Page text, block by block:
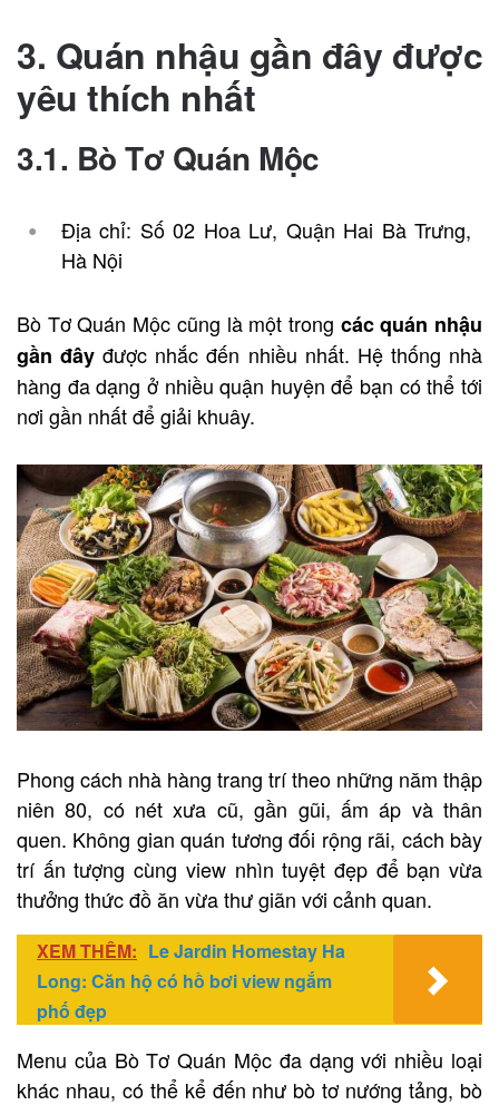
3. Quán nhậu gần đây được
yêu thích nhất
3.1. Bò Tơ Quán Mộc
Địa chỉ: Số 02 Hoa Lư, Quận Hai Bà Trưng,
Hà Nội
Bò Tơ Quán Mộc cũng là một trong các quán nhậu
gần đây được nhắc đến nhiều nhất. Hệ thống nhà
hàng đa dạng ở nhiều quận huyện để bạn có thể tới
nơi gần nhất để giải khuây.
Phong cách nhà hàng trang trí theo những năm thập
niên 80, có nét xưa cũ, gần gũi, ấm áp và thân
quen. Không gian quán tương đối rộng rãi, cách bày
trí ấn tượng cùng view nhìn tuyệt đẹp để bạn vừa
thưởng thức đồ ăn vừa thư giãn với cảnh quan.
XEM THÊM: Le Jardin Homestay Ha
Long: Căn hộ có hồ bơi view ngắm
phố đẹp
Menu của Bò Tơ Quán Mộc đa dạng với nhiều loại
khác nhau, có thể kể đến như bò tơ nướng tảng, bò